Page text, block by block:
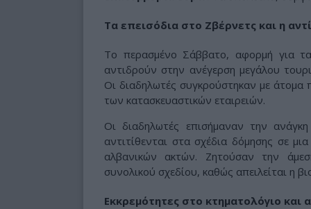
Τα επεισόδια στο Ζβέρνετς και η
Το περασμένο Σάββατο, αφορμή για
αντιδρούν στην ανέγερση μεγάλου
Οι διαδηλωτές συγκρούστηκαν με άτομα
των κατασκευαστικών εταιρειών.
Οι διαδηλωτές επισήμαναν την
αντιτίθενται στα σχέδια δόμησης σε
αλβανικών ακτών. Ζητούσαν την
συνολικού σχεδίου, καθώς απειλείται η
Εκκρεμότητες στο κτηματολόγιο και